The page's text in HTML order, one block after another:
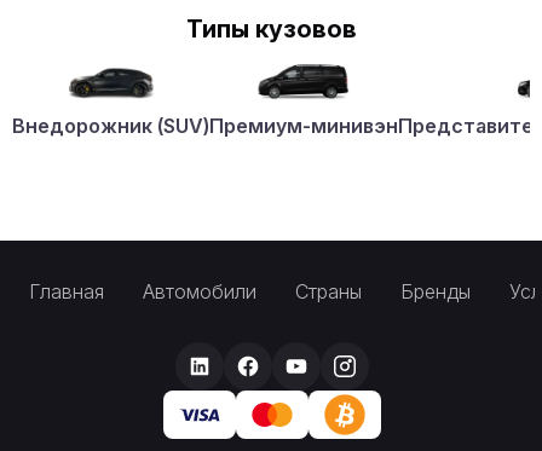
Типы кузовов
Внедорожник (SUV)Премиум-минивэн
Главная Автомобили Страны Бренды